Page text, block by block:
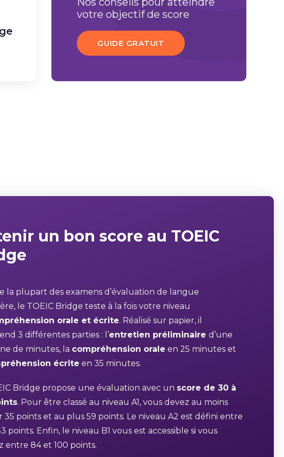
votre objectif de score
GUIDE GRATUIT
un bon score au TOEIC
la plupart des examens d’évaluation de langue
le TOEIC Bridge teste à la fois votre niveau
orale et écrite. Réalisé sur papier, il
3 différentes parties : l’entretien préliminaire d’une
de minutes, la compréhension orale en 25 minutes et
écrite en 35 minutes.
Bridge propose une évaluation avec un score de 30 à
. Pour être classé au niveau A1, vous devez au moins
35 points et au plus 59 points. Le niveau A2 est défini entre
points. Enfin, le niveau B1 vous est accessible si vous
entre 84 et 100 points.